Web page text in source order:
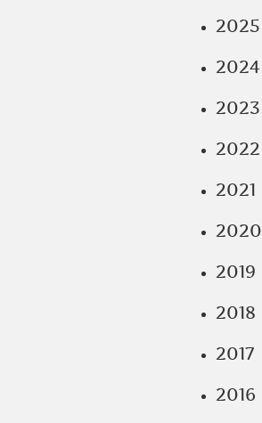
2025
2024
2023
2022
2021
2020
2019
2018
2017
2016